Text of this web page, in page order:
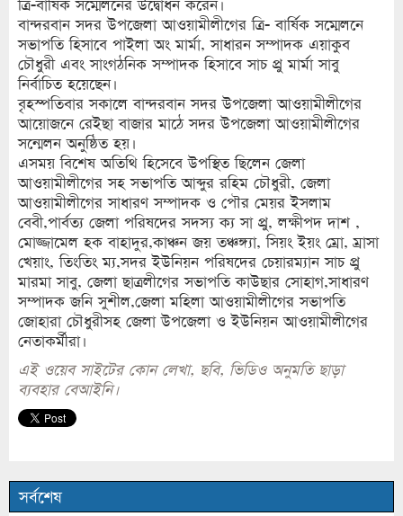
ত্রি-বার্ষিক সম্মেলনের উদ্বোধন করেন।
বান্দরবান সদর উপজেলা আওয়ামীলীগের ত্রি- বার্ষিক সম্মেলনে
সভাপতি হিসাবে পাইলা অং মার্মা, সাধারন সম্পাদক এয়াকুব
চৌধুরী এবং সাংগঠনিক সম্পাদক হিসাবে সাচ প্রু মার্মা সাবু
নির্বাচিত হয়েছেন।
বৃহস্পতিবার সকালে বান্দরবান সদর উপজেলা আওয়ামীলীগের
আয়োজনে রেইছা বাজার মাঠে সদর উপজেলা আওয়ামীলীগের
সন্মেলন অনুষ্ঠিত হয়।
এসময় বিশেষ অতিথি হিসেবে উপস্থিত ছিলেন জেলা
আওয়ামীলীগের সহ সভাপতি আব্দুর রহিম চৌধুরী, জেলা
আওয়ামীলীগের সাধারণ সম্পাদক ও পৌর মেয়র ইসলাম
বেবী,পার্বত্য জেলা পরিষদের সদস্য ক্য সা প্রু, লক্ষীপদ দাশ ,
মোজ্জামেল হক বাহাদুর,কাঞ্চন জয় তঞ্চঙ্গ্যা, সিয়ং ইয়ং ম্রো, ম্রাসা
খেয়াং, তিংতিং ম্য,সদর ইউনিয়ন পরিষদের চেয়ারম্যান সাচ প্রু
মারমা সাবু, জেলা ছাত্রলীগের সভাপতি কাউছার সোহাগ,সাধারণ
সম্পাদক জনি সুশীল,জেলা মহিলা আওয়ামীলীগের সভাপতি
জোহারা চৌধুরীসহ জেলা উপজেলা ও ইউনিয়ন আওয়ামীলীগের
নেতাকর্মীরা।
এই ওয়েব সাইটের কোন লেখা, ছবি, ভিডিও অনুমতি ছাড়া
ব্যবহার বেআইনি।
সর্বশেষ